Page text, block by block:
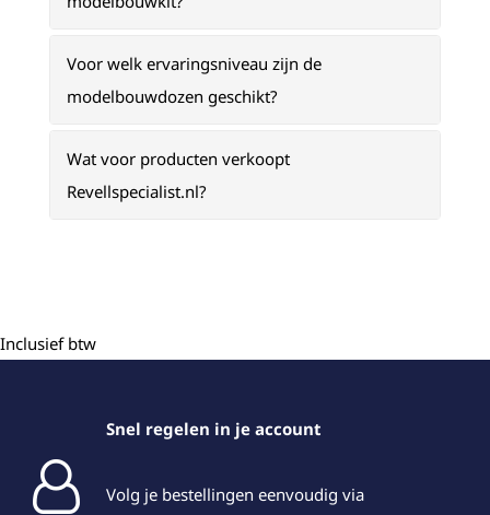
Voor welk ervaringsniveau zijn de
modelbouwdozen geschikt?
Wat voor producten verkoopt
Revellspecialist.nl?
Inclusief btw
Snel regelen in je account
Volg je bestellingen eenvoudig via